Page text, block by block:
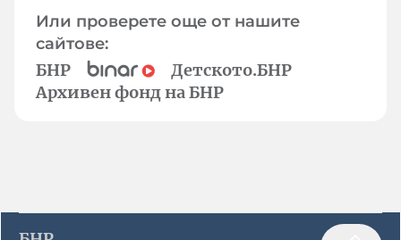
Или проверете още от нашите
сайтове:
БНР
Детското.БНР
Архивен фонд на БНР